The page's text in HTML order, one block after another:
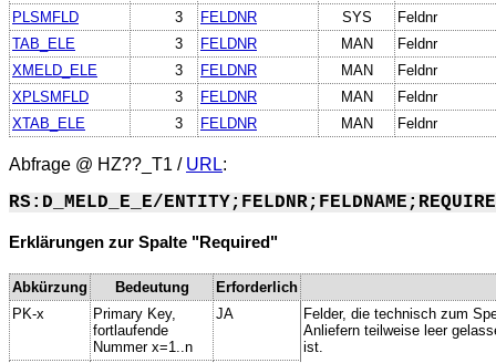
PLSMFLD
3 FELDNR SYS
Feldnr
TAB_ELE
3 FELDNR MAN
Feldnr
XMELD_ELE
3 FELDNR MAN
Feldnr
XPLSMFLD
3 FELDNR MAN
Feldnr
XTAB_ELE
3 FELDNR MAN Feldnr
Abfrage @ HZ??_T1 / URL:
RS:D_MELD_E_E/
Erklärungen zur Spalte "Required"
Abkürzung Bedeutung
Erforderlich
PK-x
Primary Key,
fortlaufende
Nummer x=1..n
JA
Felder, die technisch zum
Anliefern teilweise leer
ist.